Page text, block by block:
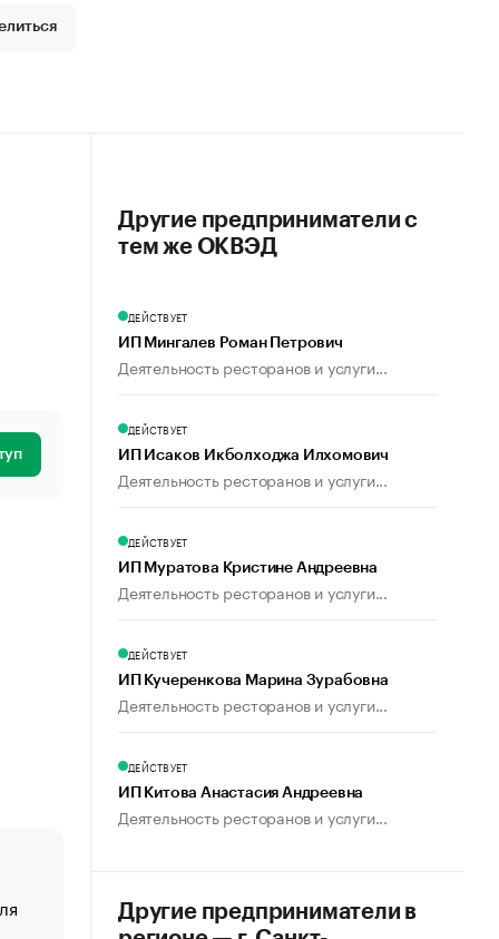
«От спорта тело стареет иначе». Как живет глава
создавшей GTA
Другие предприниматели с
тем же ОКВЭД
ДЕЙСТВУЕТ
ИП Мингалев Роман Петрович
Деятельность ресторанов и услуги...
ДЕЙСТВУЕТ
ИП Исаков Икболходжа Илхомович
Деятельность ресторанов и услуги...
ДЕЙСТВУЕТ
ИП Муратова Кристине Андреевна
Деятельность ресторанов и услуги...
ДЕЙСТВУЕТ
ИП Кучеренкова Марина Зурабовна
Деятельность ресторанов и услуги...
ДЕЙСТВУЕТ
ИП Китова Анастасия Андреевна
Деятельность ресторанов и услуги...
Другие предприниматели в